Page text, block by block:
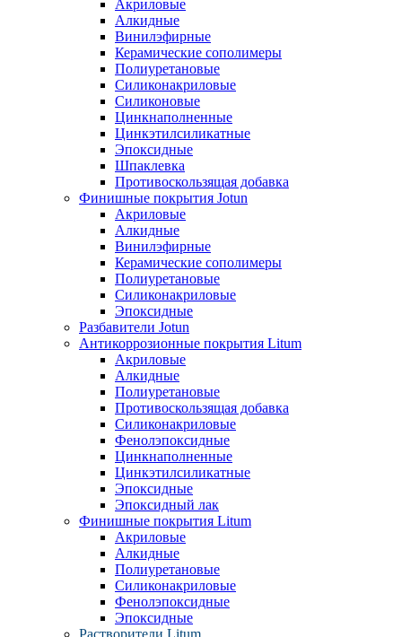
Акриловые
Алкидные
Винилэфирные
Керамические сополимеры
Полиуретановые
Силиконакриловые
Силиконовые
Цинкнаполненные
Цинкэтилсиликатные
Эпоксидные
Шпаклевка
Противоскользящая добавка
Финишные покрытия Jotun
Акриловые
Алкидные
Винилэфирные
Керамические сополимеры
Полиуретановые
Силиконакриловые
Эпоксидные
Разбавители Jotun
Антикоррозионные покрытия Litum
Акриловые
Алкидные
Полиуретановые
Противоскользящая добавка
Силиконакриловые
Фенолэпоксидные
Цинкнаполненные
Цинкэтилсиликатные
Эпоксидные
Эпоксидный лак
Финишные покрытия Litum
Акриловые
Алкидные
Полиуретановые
Силиконакриловые
Фенолэпоксидные
Эпоксидные
Растворители Litum